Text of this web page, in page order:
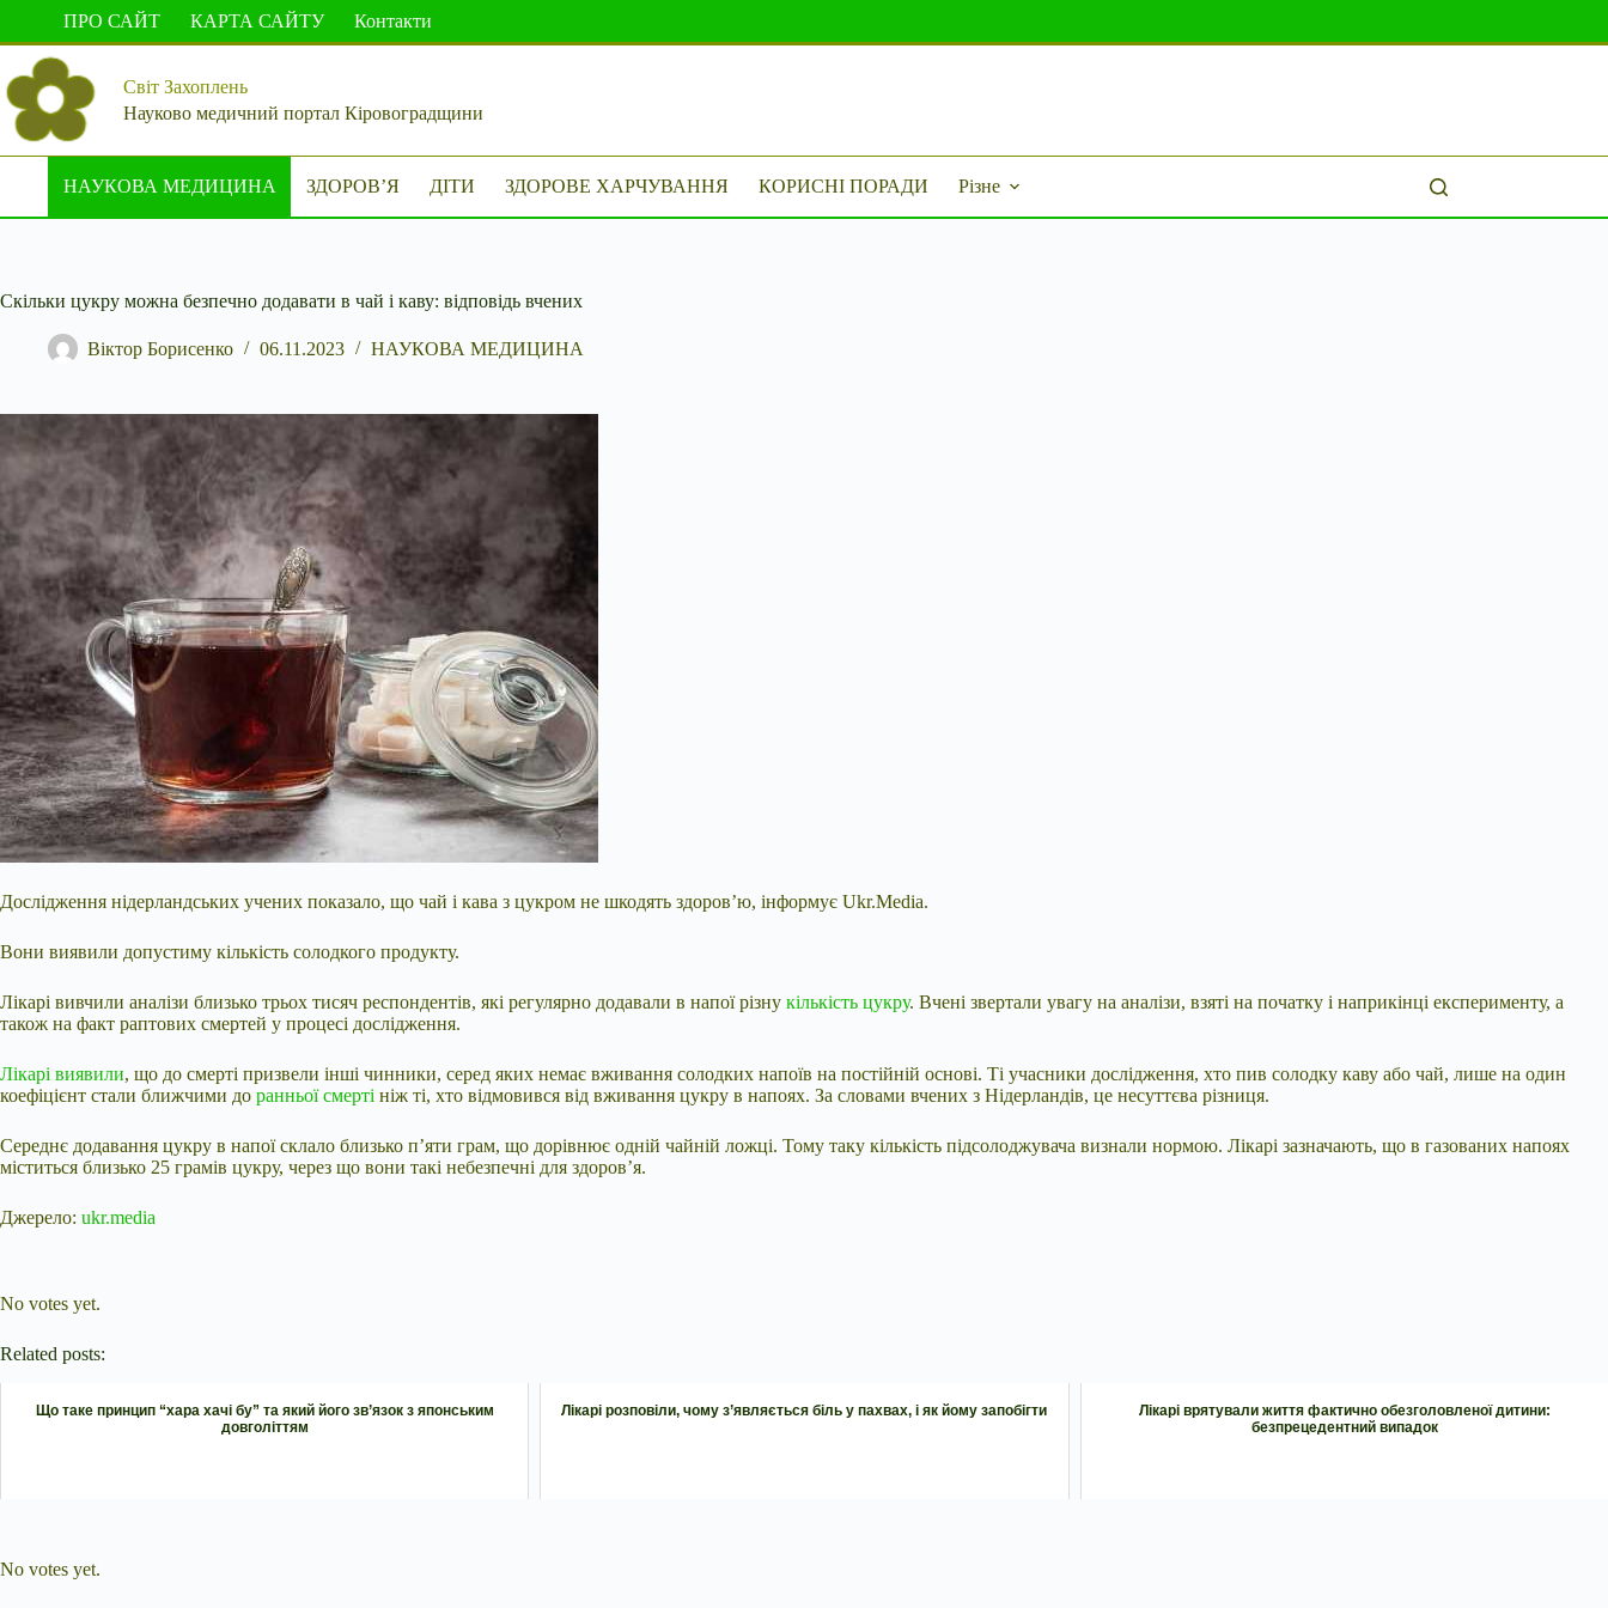
вмісту
ПРО САЙТ КАРТА САЙТУ Контакти
Світ Захоплень
Науково медичний портал Кіровоградщини
НАУКОВА МЕДИЦИНА ЗДОРОВ’Я ДІТИ ЗДОРОВЕ ХАРЧУВАННЯ КОРИСНІ ПОРАДИ Різне
Скільки цукру можна безпечно додавати в чай і каву: відповідь вчених
Віктор Борисенко 06.11.2023 НАУКОВА МЕДИЦИНА
Дослідження нідерландських учених показало, що чай і кава з цукром не шкодять здоров’ю, інформує Ukr.Media.
Вони виявили допустиму кількість солодкого продукту.
Лікарі вивчили аналізи близько трьох тисяч респондентів, які регулярно додавали в напої різну кількість цукру. Вчені звертали увагу на аналізи, взяті на початку і наприкінці експерименту, а
також на факт раптових смертей у процесі дослідження.
Лікарі виявили, що до смерті призвели інші чинники, серед яких немає вживання солодких напоїв на постійній основі. Ті учасники дослідження, хто пив солодку каву або чай, лише на один
коефіцієнт стали ближчими до ранньої смерті ніж ті, хто відмовився від вживання цукру в напоях. За словами вчених з Нідерландів, це несуттєва різниця.
Середнє додавання цукру в напої склало близько п’яти грам, що дорівнює одній чайній ложці. Тому таку кількість підсолоджувача визнали нормою. Лікарі зазначають, що в газованих напоях
міститься близько 25 грамів цукру, через що вони такі небезпечні для здоров’я.
Джерело: ukr.media
No votes yet.
Related posts:
Що таке принцип “хара хачі бу” та який його зв’язок з японським
довголіттям
Лікарі розповіли, чому з’являється біль у пахвах, і як йому запобігти
Лікарі врятували життя фактично обезголовленої дитини:
безпрецедентний випадок
No votes yet.